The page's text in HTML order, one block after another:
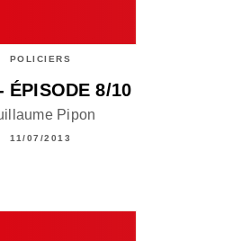
POLICIERS
ÉPISODE 8/10
Pipon
11/07/2013